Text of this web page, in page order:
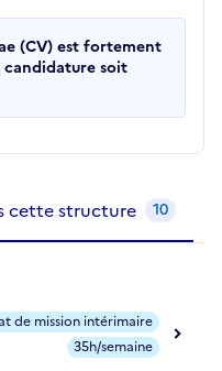
(CV) est fortement
candidature soit
cette structure 10
de mission intérimaire
35h/semaine